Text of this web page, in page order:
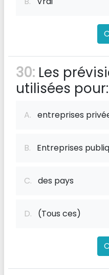
30: Les
utilisées pour:
A. entreprises
B. Entreprises
C. des pays
D. (Tous ces)